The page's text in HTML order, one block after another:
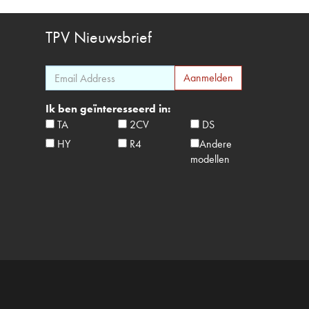
TPV Nieuwsbrief
Ik ben geïnteresseerd in:
TA
2CV
DS
HY
R4
Andere
modellen